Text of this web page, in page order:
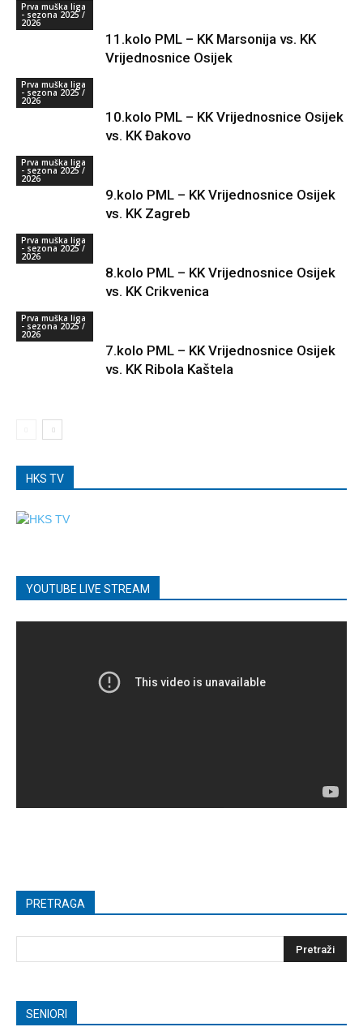
Prva muška liga
- sezona 2025 /
2026
11.kolo PML – KK Marsonija vs. KK
Vrijednosnice Osijek
Prva muška liga
- sezona 2025 /
2026
10.kolo PML – KK Vrijednosnice Osijek
vs. KK Đakovo
Prva muška liga
- sezona 2025 /
2026
9.kolo PML – KK Vrijednosnice Osijek
vs. KK Zagreb
Prva muška liga
- sezona 2025 /
2026
8.kolo PML – KK Vrijednosnice Osijek
vs. KK Crikvenica
Prva muška liga
- sezona 2025 /
2026
7.kolo PML – KK Vrijednosnice Osijek
vs. KK Ribola Kaštela
HKS TV
YOUTUBE LIVE STREAM
PRETRAGA
SENIORI